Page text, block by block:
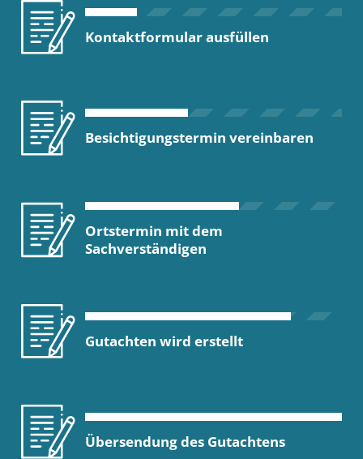
Kontaktformular ausfüllen
Besichtigungstermin vereinbaren
Ortstermin mit dem
Sachverständigen
Gutachten wird erstellt
Übersendung des Gutachtens